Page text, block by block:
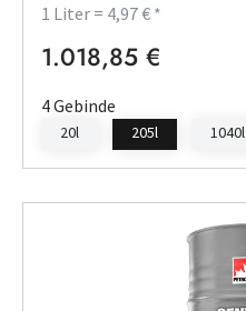
1 Liter = 4,97 € *
Regulärer Preis:
1.018,85 €
4 Gebinde
20l 205l 1040l